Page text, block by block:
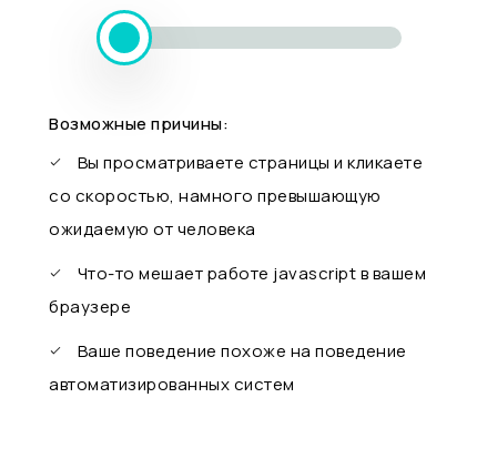
Возможные причины:
Вы просматриваете страницы и кликаете
со скоростью, намного превышающую
ожидаемую от человека
Что-то мешает работе javascript в вашем
браузере
Ваше поведение похоже на поведение
автоматизированных систем